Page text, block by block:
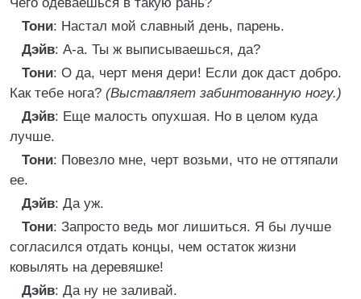
Тони: Настал мой славный день, парень.
Дэйв: А-а. Ты ж выписываешься, да?
Тони: О да, черт меня дери! Если док даст добро.
Как тебе нога? (Выставляет забинтованную ногу.)
Дэйв: Еще малость опухшая. Но в целом куда
лучше.
Тони: Повезло мне, черт возьми, что не оттяпали
ее.
Дэйв: Да уж.
Тони: Запросто ведь мог лишиться. Я бы лучше
согласился отдать концы, чем остаток жизни
ковылять на деревяшке!
Дэйв: Да ну не заливай.